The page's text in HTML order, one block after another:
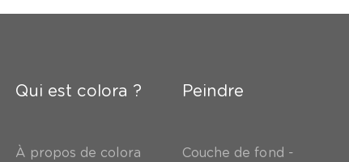
Qui est colora ?
À propos de colora
Peindre
Couche de fond -